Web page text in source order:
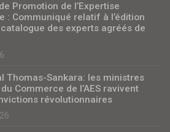
Promotion de l’Expertise
: Communiqué relatif à l’édition
des experts agréés de
Thomas-Sankara: les ministres
Commerce de l’AES ravivent
révolutionnaires